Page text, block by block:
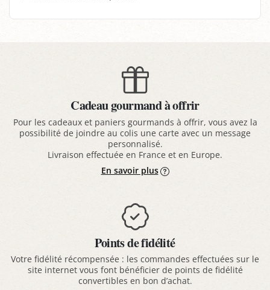
Cadeau gourmand à offrir
Pour les cadeaux et paniers gourmands à offrir, vous avez la
possibilité de joindre au colis une carte avec un message
personnalisé.
Livraison effectuée en France et en Europe.
En savoir plus
Points de fidélité
Votre fidélité récompensée : les commandes effectuées sur le
site internet vous font bénéficier de points de fidélité
convertibles en bon d’achat.